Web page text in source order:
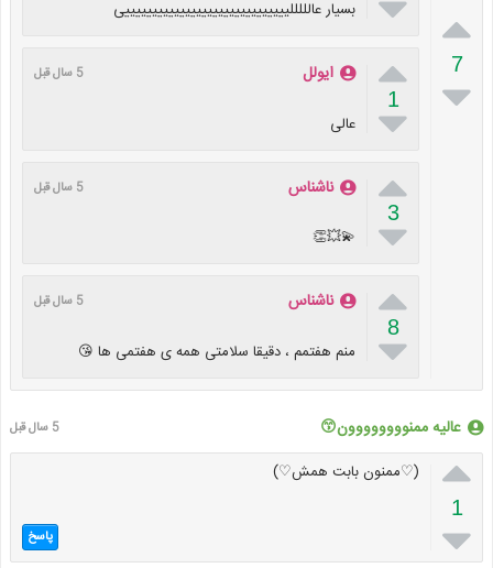

7

بسیار عالللللییییییییییییییییییییییییییییییی

1

ایولل 5 سال قبل
عالی

3

ناشناس 5 سال قبل
💫💥👏

8

ناشناس 5 سال قبل
منم هفتمم ، دقیقا سلامتی همه ی هفتمی ها 😘
عالیه ممنوووووووون😙 5 سال قبل

1

(♡ممنون بابت همش♡)
پاسخ